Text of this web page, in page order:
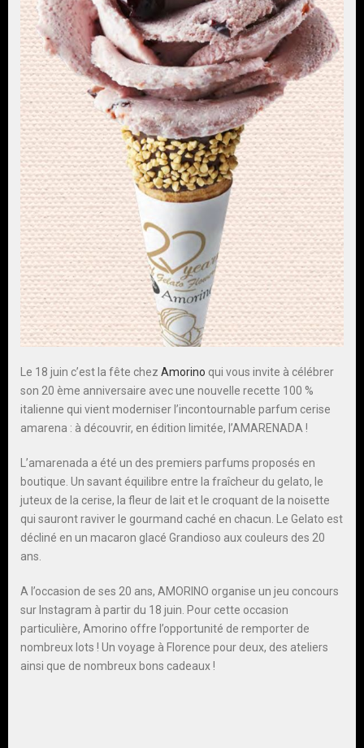
Le 18 juin c’est la fête chez Amorino qui vous invite à célébrer
son 20 ème anniversaire avec une nouvelle recette 100 %
italienne qui vient moderniser l’incontournable parfum cerise
amarena : à découvrir, en édition limitée, l’AMARENADA !
L’amarenada a été un des premiers parfums proposés en
boutique. Un savant équilibre entre la fraîcheur du gelato, le
juteux de la cerise, la fleur de lait et le croquant de la noisette
qui sauront raviver le gourmand caché en chacun. Le Gelato est
décliné en un macaron glacé Grandioso aux couleurs des 20
ans.
A l’occasion de ses 20 ans, AMORINO organise un jeu concours
sur Instagram à partir du 18 juin. Pour cette occasion
particulière, Amorino offre l’opportunité de remporter de
nombreux lots ! Un voyage à Florence pour deux, des ateliers
ainsi que de nombreux bons cadeaux !